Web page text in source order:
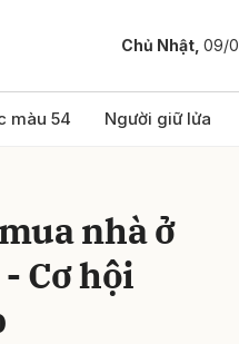
Chủ Nhật, 09/
màu 54 Người giữ lửa
nhà ở
Cơ hội